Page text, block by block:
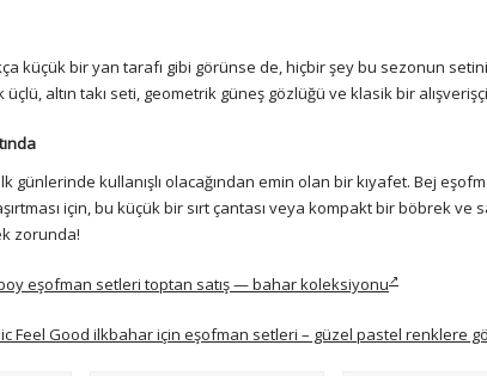
küçük bir yan tarafı gibi görünse de, hiçbir şey bu sezonun
altın takı seti, geometrik güneş gözlüğü ve klasik bir
günlerinde kullanışlı olacağından emin olan bir kıyafet. Bej
için, bu küçük bir sırt çantası veya kompakt bir böbrek
zorunda!
eşofman setleri toptan satış — bahar koleksiyonu
Feel Good ilkbahar için eşofman setleri – güzel pastel renklere